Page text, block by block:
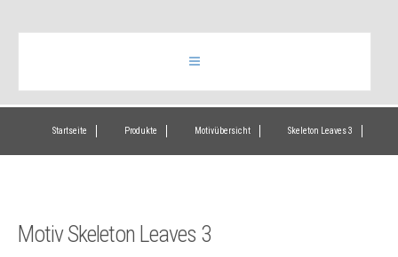
Infrarotheizung
Kontakt
Startseite Produkte Motivübersicht Skeleton Leaves 3
Motiv Skeleton Leaves 3